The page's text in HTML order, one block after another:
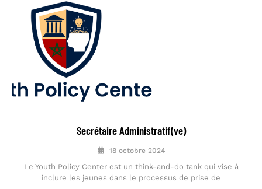
Secrétaire Administratif(ve)
18 octobre 2024
Le Youth Policy Center est un think-and-do tank qui vise à
inclure les jeunes dans le processus de prise de